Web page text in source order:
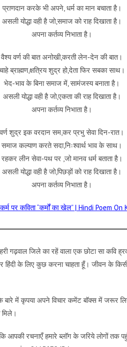
प्राणदान करके भी अपने, धर्म का मान बचाता है।
असली योद्धा वही है जो,समाज को राह दिखाता है।
अपना कर्तव्य निभाता है।
वैश्य वर्ण की बात अनोखी,करती लेन-देन की बात।
ब्राह्मण,क्षत्रिय शुद्र हो,देता फिर सबका साथ।
भेद-भाव के बिना समाज में, सामंजस्य बनाता है।
असली योद्धा वही है जो,एकता की राह दिखाता है।
अपना कर्तव्य निभाता है।
वर्ण शुद्र इक वरदान सम,कर प्रभु सेवा दिन-रात।
समाज कल्याण करते सदा,निःश्वार्थ भाव के साथ।
रहकर लीन सेवा-पथ पर ,जो मानव धर्म बताता है।
असली योद्धा वही है जो,पिछड़ों को राह दिखाता है।
अपना कर्तव्य निभाता है।
कर्म पर कविता “कर्मों का खेल” | Hindi Poem On
गढ़वाल जिले का रहें वाला एक छोटा सा कवि
के लिए कुछ करना चाहता हूँ। जीवन के
बारे में कृपया अपने विचार कमेंट बॉक्स में जरूर
रचनाएँ हमारे ब्लॉग के जरिये लोगों तक